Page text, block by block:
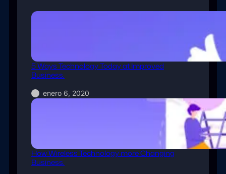
5 Ways Technology Today at Improved
Business.
enero 6, 2020
How Wireless Technology more Changing
Business.